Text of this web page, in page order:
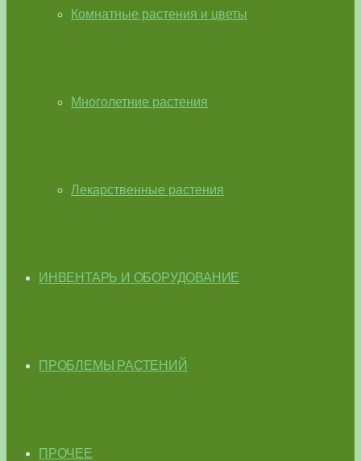
Комнатные растения и цветы
Многолетние растения
Лекарственные растения
ИНВЕНТАРЬ И ОБОРУДОВАНИЕ
ПРОБЛЕМЫ РАСТЕНИЙ
ПРОЧЕЕ